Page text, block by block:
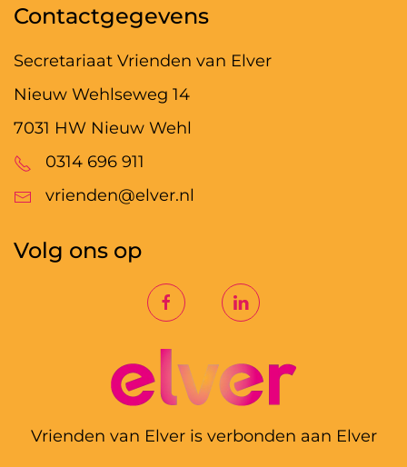
Contactgegevens
Secretariaat Vrienden van Elver
Nieuw Wehlseweg 14
7031 HW Nieuw Wehl
0314 696 911
vrienden@elver.nl
Volg ons op
Vrienden van Elver is verbonden aan Elver